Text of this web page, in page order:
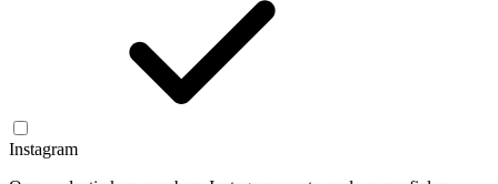
Instagram